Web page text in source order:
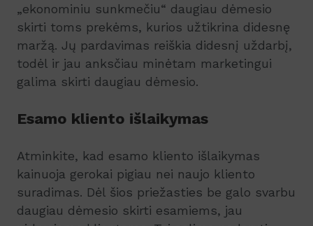
„ekonominiu sunkmečiu“ daugiau dėmesio
skirti toms prekėms, kurios užtikrina didesnę
maržą. Jų pardavimas reiškia didesnį uždarbį,
todėl ir jau anksčiau minėtam marketingui
galima skirti daugiau dėmesio.
Esamo kliento išlaikymas
Atminkite, kad esamo kliento išlaikymas
kainuoja gerokai pigiau nei naujo kliento
suradimas. Dėl šios priežasties be galo svarbu
daugiau dėmesio skirti esamiems, jau